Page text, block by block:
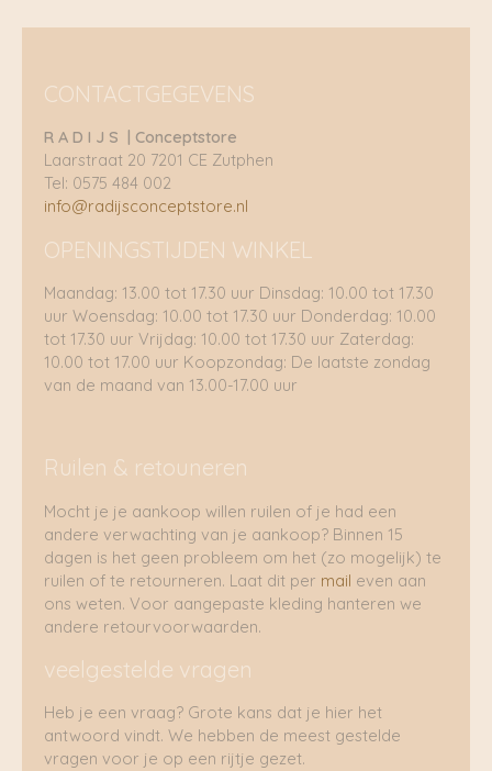
CONTACTGEGEVENS
R A D I J S | Conceptstore
Laarstraat 20 7201 CE Zutphen
Tel: 0575 484 002
info@radijsconceptstore.nl
OPENINGSTIJDEN WINKEL
Maandag: 13.00 tot 17.30 uur Dinsdag: 10.00 tot 17.30
uur Woensdag: 10.00 tot 17.30 uur Donderdag: 10.00
tot 17.30 uur Vrijdag: 10.00 tot 17.30 uur Zaterdag:
10.00 tot 17.00 uur Koopzondag: De laatste zondag
van de maand van 13.00-17.00 uur
Ruilen & retouneren
Mocht je je aankoop willen ruilen of je had een
andere verwachting van je aankoop? Binnen 15
dagen is het geen probleem om het (zo mogelijk) te
ruilen of te retourneren. Laat dit per mail even aan
ons weten. Voor aangepaste kleding hanteren we
andere retourvoorwaarden.
veelgestelde vragen
Heb je een vraag? Grote kans dat je hier het
antwoord vindt. We hebben de meest gestelde
vragen voor je op een rijtje gezet.